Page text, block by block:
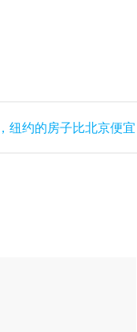
纽约的房子比北京便宜